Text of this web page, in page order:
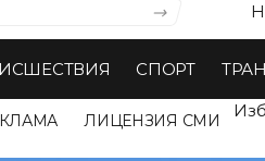
СПОРТ
ЛИЦЕНЗИЯ СМИ